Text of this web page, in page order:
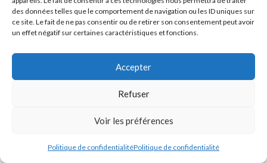
des données telles que le comportement de navigation ou les ID uniques sur
ce site. Le fait de ne pas consentir ou de retirer son consentement peut avoir
un effet négatif sur certaines caractéristiques et fonctions.
Accepter
Refuser
Voir les préférences
Politique de confidentialitéPolitique de confidentialité